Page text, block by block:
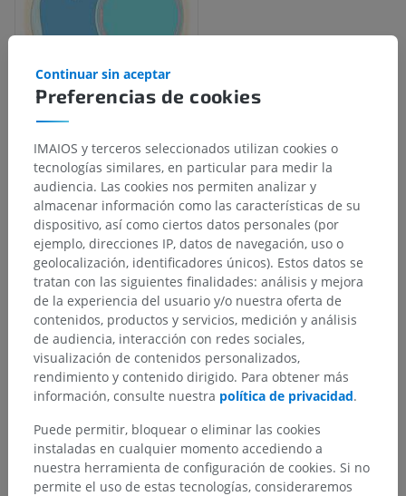
Jerarquía anatómica
Anatomía humana 2
Anatomía humana 1
Anatomía sistémica > Órganos de los sentidos>
Oído> Oído externo > Laberinto óseo>
Espacio perilinfático
Estructuras subyacentes:
Perilinfa
Acueducto vestibular
Acueducto coclear
Preferencias de cookies
Continuar sin aceptar
IMAIOS y terceros seleccionados utilizan cookies o
tecnologías similares, en particular para medir la
audiencia. Las cookies nos permiten analizar y
almacenar información como las características de su
dispositivo, así como ciertos datos personales (por
ejemplo, direcciones IP, datos de navegación, uso o
geolocalización, identificadores únicos). Estos datos se
tratan con las siguientes finalidades: análisis y mejora
de la experiencia del usuario y/o nuestra oferta de
contenidos, productos y servicios, medición y análisis
de audiencia, interacción con redes sociales,
visualización de contenidos personalizados,
rendimiento y contenido dirigido. Para obtener más
información, consulte nuestra política de privacidad.
Puede permitir, bloquear o eliminar las cookies
instaladas en cualquier momento accediendo a
nuestra herramienta de configuración de cookies. Si no
permite el uso de estas tecnologías, consideraremos